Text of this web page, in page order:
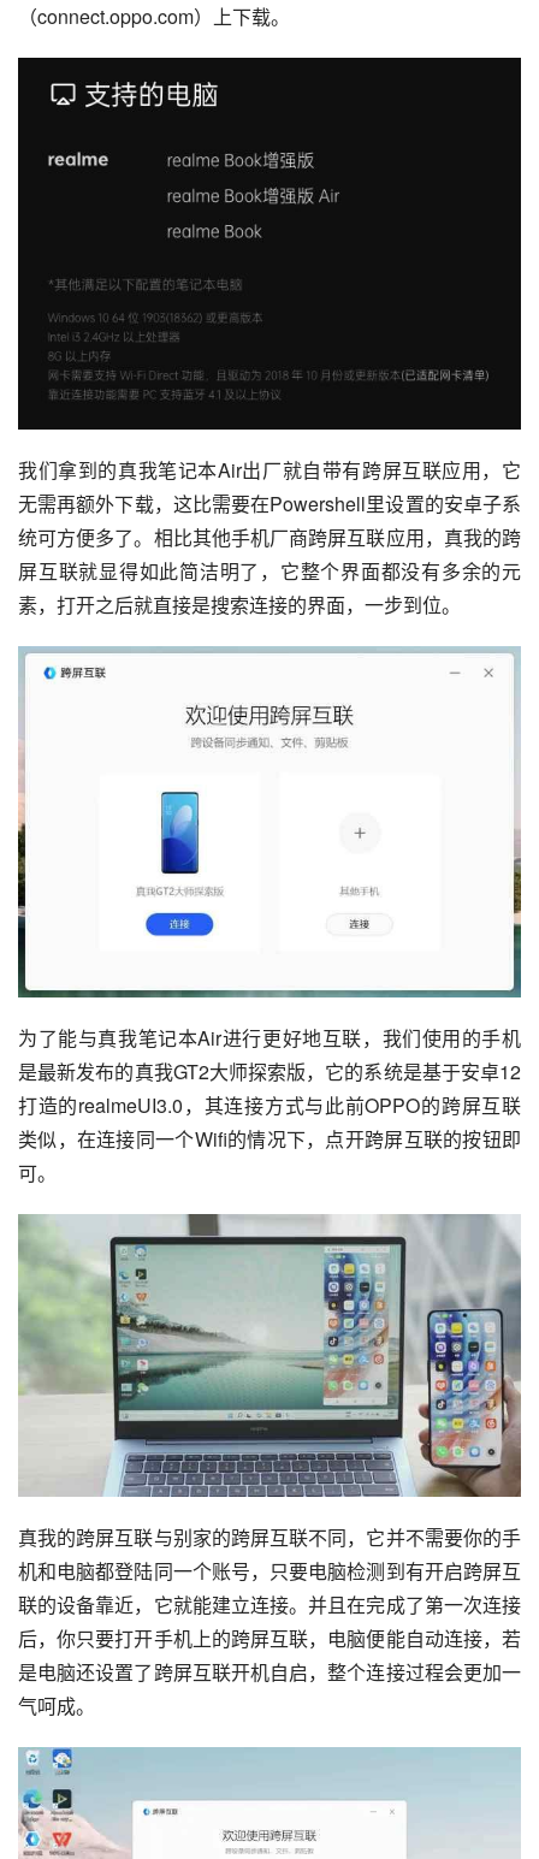
（connect.oppo.com）上下载。
我们拿到的真我笔记本Air出厂就自带有跨屏互联应用，它
无需再额外下载，这比需要在Powershell里设置的安卓子系
统可方便多了。相比其他手机厂商跨屏互联应用，真我的跨
屏互联就显得如此简洁明了，它整个界面都没有多余的元
素，打开之后就直接是搜索连接的界面，一步到位。
为了能与真我笔记本Air进行更好地互联，我们使用的手机
是最新发布的真我GT2大师探索版，它的系统是基于安卓12
打造的realmeUI3.0，其连接方式与此前OPPO的跨屏互联
类似，在连接同一个Wifi的情况下，点开跨屏互联的按钮即
可。
真我的跨屏互联与别家的跨屏互联不同，它并不需要你的手
机和电脑都登陆同一个账号，只要电脑检测到有开启跨屏互
联的设备靠近，它就能建立连接。并且在完成了第一次连接
后，你只要打开手机上的跨屏互联，电脑便能自动连接，若
是电脑还设置了跨屏互联开机自启，整个连接过程会更加一
气呵成。